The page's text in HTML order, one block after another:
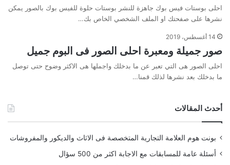
احلى بوستات فيس بوك جاهزة للنشر بوستات حلوة للفيس بوك بالصور يمكن
نشرها على صفحتك او الملف الشخصي الخاص بك…
14 أغسطس، 2019
صور جميلة ومعبرة احلى الصور فى البوم جميل
احلى الصور هى التي تعبر عن ما بدخلك واجملها هى الاكثر وضوح حتى توصل
ما بدخلك بعد نشرها لذلك قمنا…
أحدث المقالات
بونت هوم العلامة التجارية المتخصصة فى الاثاث والديكور والمفروشات
أسئلة عامة للمسابقات مع الاجابة اكثر من 500 سؤال